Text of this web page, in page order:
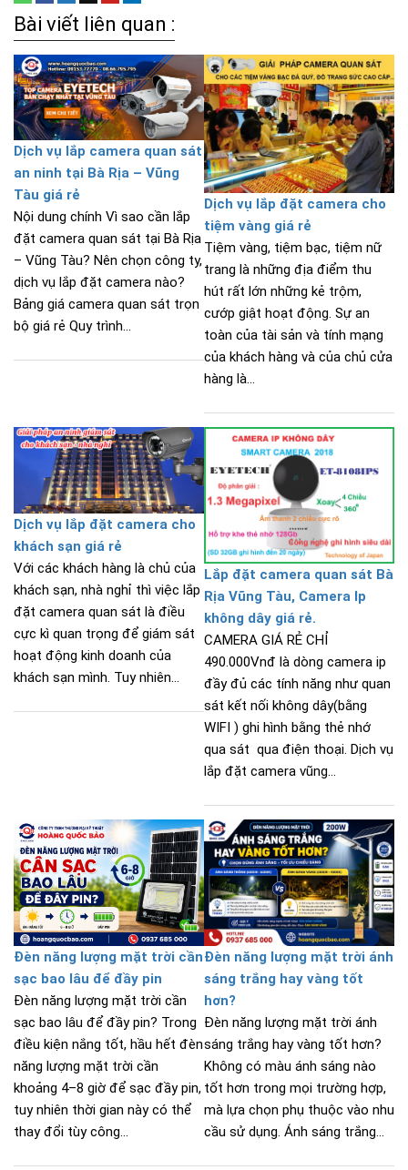
Bài viết liên quan :
Dịch vụ lắp camera quan sát
an ninh tại Bà Rịa – Vũng
Tàu giá rẻ
Nội dung chính Vì sao cần lắp
đặt camera quan sát tại Bà Rịa
– Vũng Tàu? Nên chọn công ty,
dịch vụ lắp đặt camera nào?
Bảng giá camera quan sát trọn
bộ giá rẻ Quy trình...
Dịch vụ lắp đặt camera cho
tiệm vàng giá rẻ
Tiệm vàng, tiệm bạc, tiệm nữ
trang là những địa điểm thu
hút rất lớn những kẻ trộm,
cướp giật hoạt động. Sự an
toàn của tài sản và tính mạng
của khách hàng và của chủ cửa
hàng là...
Dịch vụ lắp đặt camera cho
khách sạn giá rẻ
Với các khách hàng là chủ của
khách sạn, nhà nghỉ thì việc lắp
đặt camera quan sát là điều
cực kì quan trọng để giám sát
hoạt động kinh doanh của
khách sạn mình. Tuy nhiên...
Lắp đặt camera quan sát Bà
Rịa Vũng Tàu, Camera Ip
không dây giá rẻ.
CAMERA GIÁ RẺ CHỈ
490.000Vnđ là dòng camera ip
đầy đủ các tính năng như quan
sát kết nối không dây(bằng
WIFI ) ghi hình bằng thẻ nhớ
qua sát qua điện thoại. Dịch vụ
lắp đặt camera vũng...
Đèn năng lượng mặt trời cần
sạc bao lâu để đầy pin
Đèn năng lượng mặt trời cần
sạc bao lâu để đầy pin? Trong
điều kiện nắng tốt, hầu hết đèn
năng lượng mặt trời cần
khoảng 4–8 giờ để sạc đầy pin,
tuy nhiên thời gian này có thể
thay đổi tùy công...
Đèn năng lượng mặt trời ánh
sáng trắng hay vàng tốt
hơn?
Đèn năng lượng mặt trời ánh
sáng trắng hay vàng tốt hơn?
Không có màu ánh sáng nào
tốt hơn trong mọi trường hợp,
mà lựa chọn phụ thuộc vào nhu
cầu sử dụng. Ánh sáng trắng...